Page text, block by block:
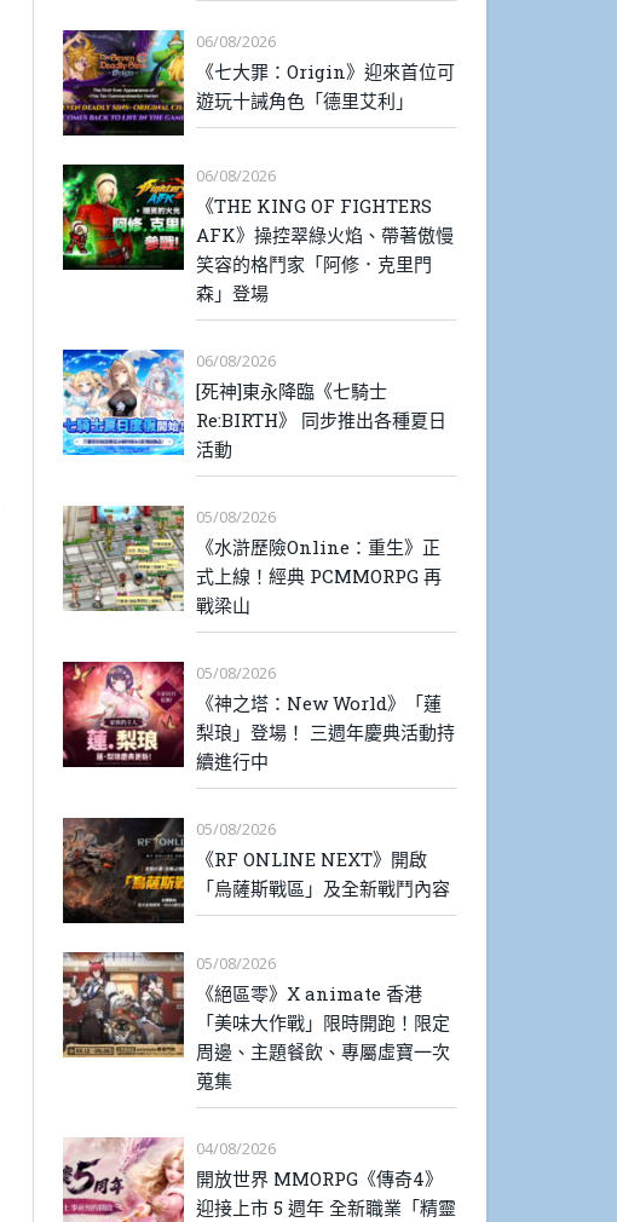
06/08/2026
《七大罪：Origin》迎來首位可
遊玩十誡角色「德里艾利」
06/08/2026
《THE KING OF FIGHTERS
AFK》操控翠綠火焰、帶著傲慢
笑容的格鬥家「阿修．克里門
森」登場
06/08/2026
[死神]東永降臨《七騎士
Re:BIRTH》 同步推出各種夏日
活動
05/08/2026
《水滸歷險Online：重生》正
式上線！經典 PCMMORPG 再
戰梁山
05/08/2026
《神之塔：New World》「蓮
梨琅」登場！ 三週年慶典活動持
續進行中
05/08/2026
《RF ONLINE NEXT》開啟
「烏薩斯戰區」及全新戰鬥內容
05/08/2026
《絕區零》X animate 香港
「美味大作戰」限時開跑！限定
周邊、主題餐飲、專屬虛寶一次
蒐集
04/08/2026
開放世界 MMORPG《傳奇4》
迎接上市 5 週年 全新職業「精靈